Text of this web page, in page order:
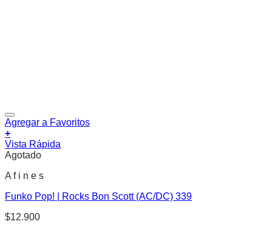
Agregar a Favoritos
+
Vista Rápida
Agotado
A f i n e s
Funko Pop! | Rocks Bon Scott (AC/DC) 339
$12.900